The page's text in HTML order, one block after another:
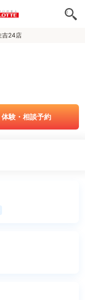
吉24店
体験・相談予約